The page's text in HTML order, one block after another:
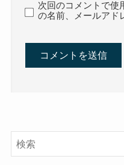
次回のコメントで使
の名前、メールアド